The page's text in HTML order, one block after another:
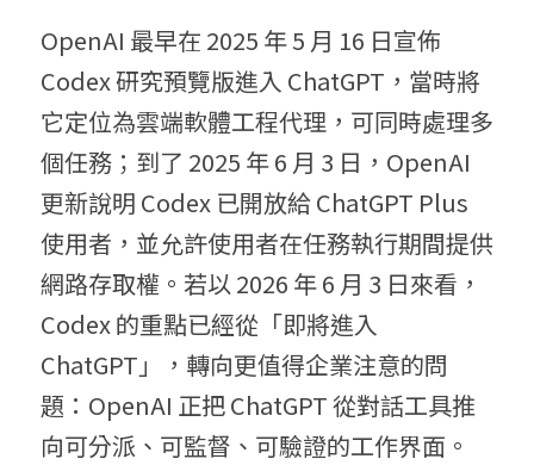
OpenAI 最早在 2025 年 5 月 16 日宣佈
Codex 研究預覽版進入 ChatGPT，當時將
它定位為雲端軟體工程代理，可同時處理多
個任務；到了 2025 年 6 月 3 日，OpenAI
更新說明 Codex 已開放給 ChatGPT Plus
使用者，並允許使用者在任務執行期間提供
網路存取權。若以 2026 年 6 月 3 日來看，
Codex 的重點已經從「即將進入
ChatGPT」，轉向更值得企業注意的問
題：OpenAI 正把 ChatGPT 從對話工具推
向可分派、可監督、可驗證的工作界面。